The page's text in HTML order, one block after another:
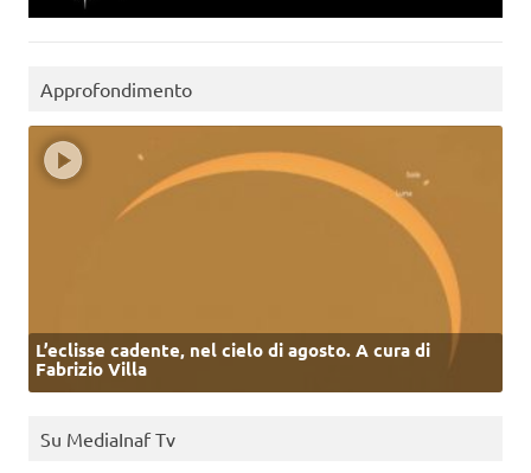
Approfondimento
L’eclisse cadente, nel cielo di agosto. A cura di
Fabrizio Villa
Su MediaInaf Tv